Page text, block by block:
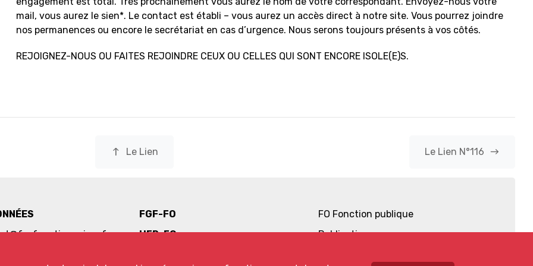
mail, vous aurez le sien*. Le contact est établi – vous aurez un accès direct à notre site. Vous pourrez joindre
nos permanences ou encore le secrétariat en cas d’urgence. Nous serons toujours présents à vos côtés.
REJOIGNEZ-NOUS OU FAITES REJOINDRE CEUX OU CELLES QUI SONT ENCORE ISOLE(E)S.
north Le Lien Le Lien N°116 east
fonctionnaires.fr
FGF-FO
UFR-FO
FO Fonction publique
Publications